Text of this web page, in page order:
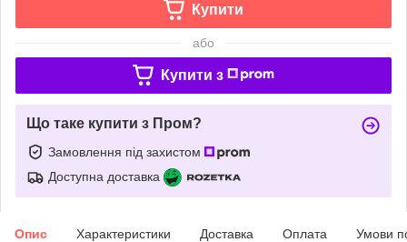
Купити
або
Купити з
Що таке купити з Пром?
Замовлення під захистом
Доступна доставка
Опис Характеристики Доставка Оплата Умови